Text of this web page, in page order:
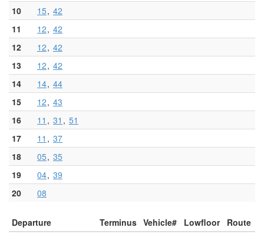
10
15 42
11
12 42
12
12 42
13
12 42
14
14 44
15
12 43
16
11 31
51
17
11
37
18
05 35
19
04 39
20
08
Departure Terminus Vehicle# Lowfloor
Route